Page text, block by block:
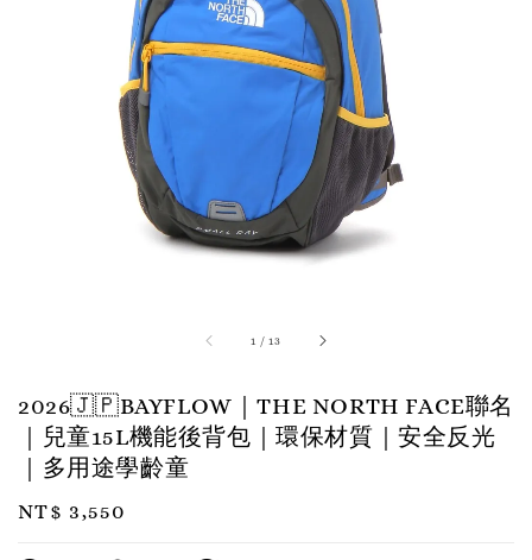
1 /13
2026🇯🇵BAYFLOW｜THE NORTH FACE聯名
｜兒童15L機能後背包｜環保材質｜安全反光
｜多用途學齡童
Regular
NT$ 3,550